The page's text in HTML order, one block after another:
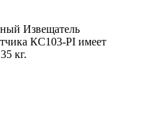
Извещатель
КС103-PI имеет
кг.